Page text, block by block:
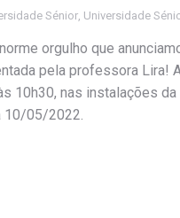
Sénior Universidade
orgulho que
pela professora Lira!
10h30, nas instalações
10/05/2022.